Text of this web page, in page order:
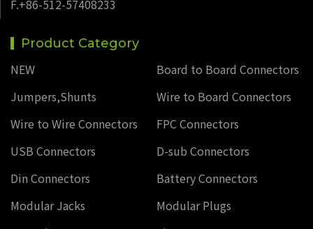
F.+86-512-57408233
Product Category
NEW
Board to Board Connectors
Jumpers,Shunts
Wire to Board Connectors
Wire to Wire Connectors
FPC Connectors
USB Connectors
D-sub Connectors
Din Connectors
Battery Connectors
Modular Jacks
Modular Plugs